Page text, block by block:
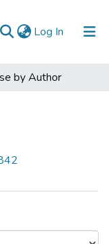
Log In (current)
by Author